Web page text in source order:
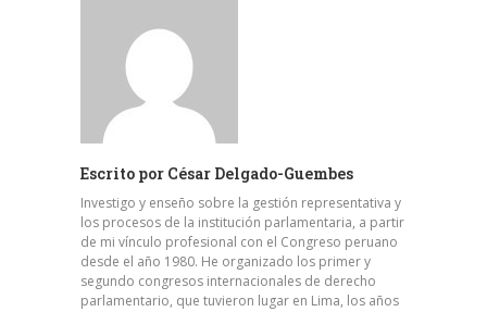
Escrito por César Delgado-Guembes
Investigo y enseño sobre la gestión representativa y
los procesos de la institución parlamentaria, a partir
de mi vínculo profesional con el Congreso peruano
desde el año 1980. He organizado los primer y
segundo congresos internacionales de derecho
parlamentario, que tuvieron lugar en Lima, los años